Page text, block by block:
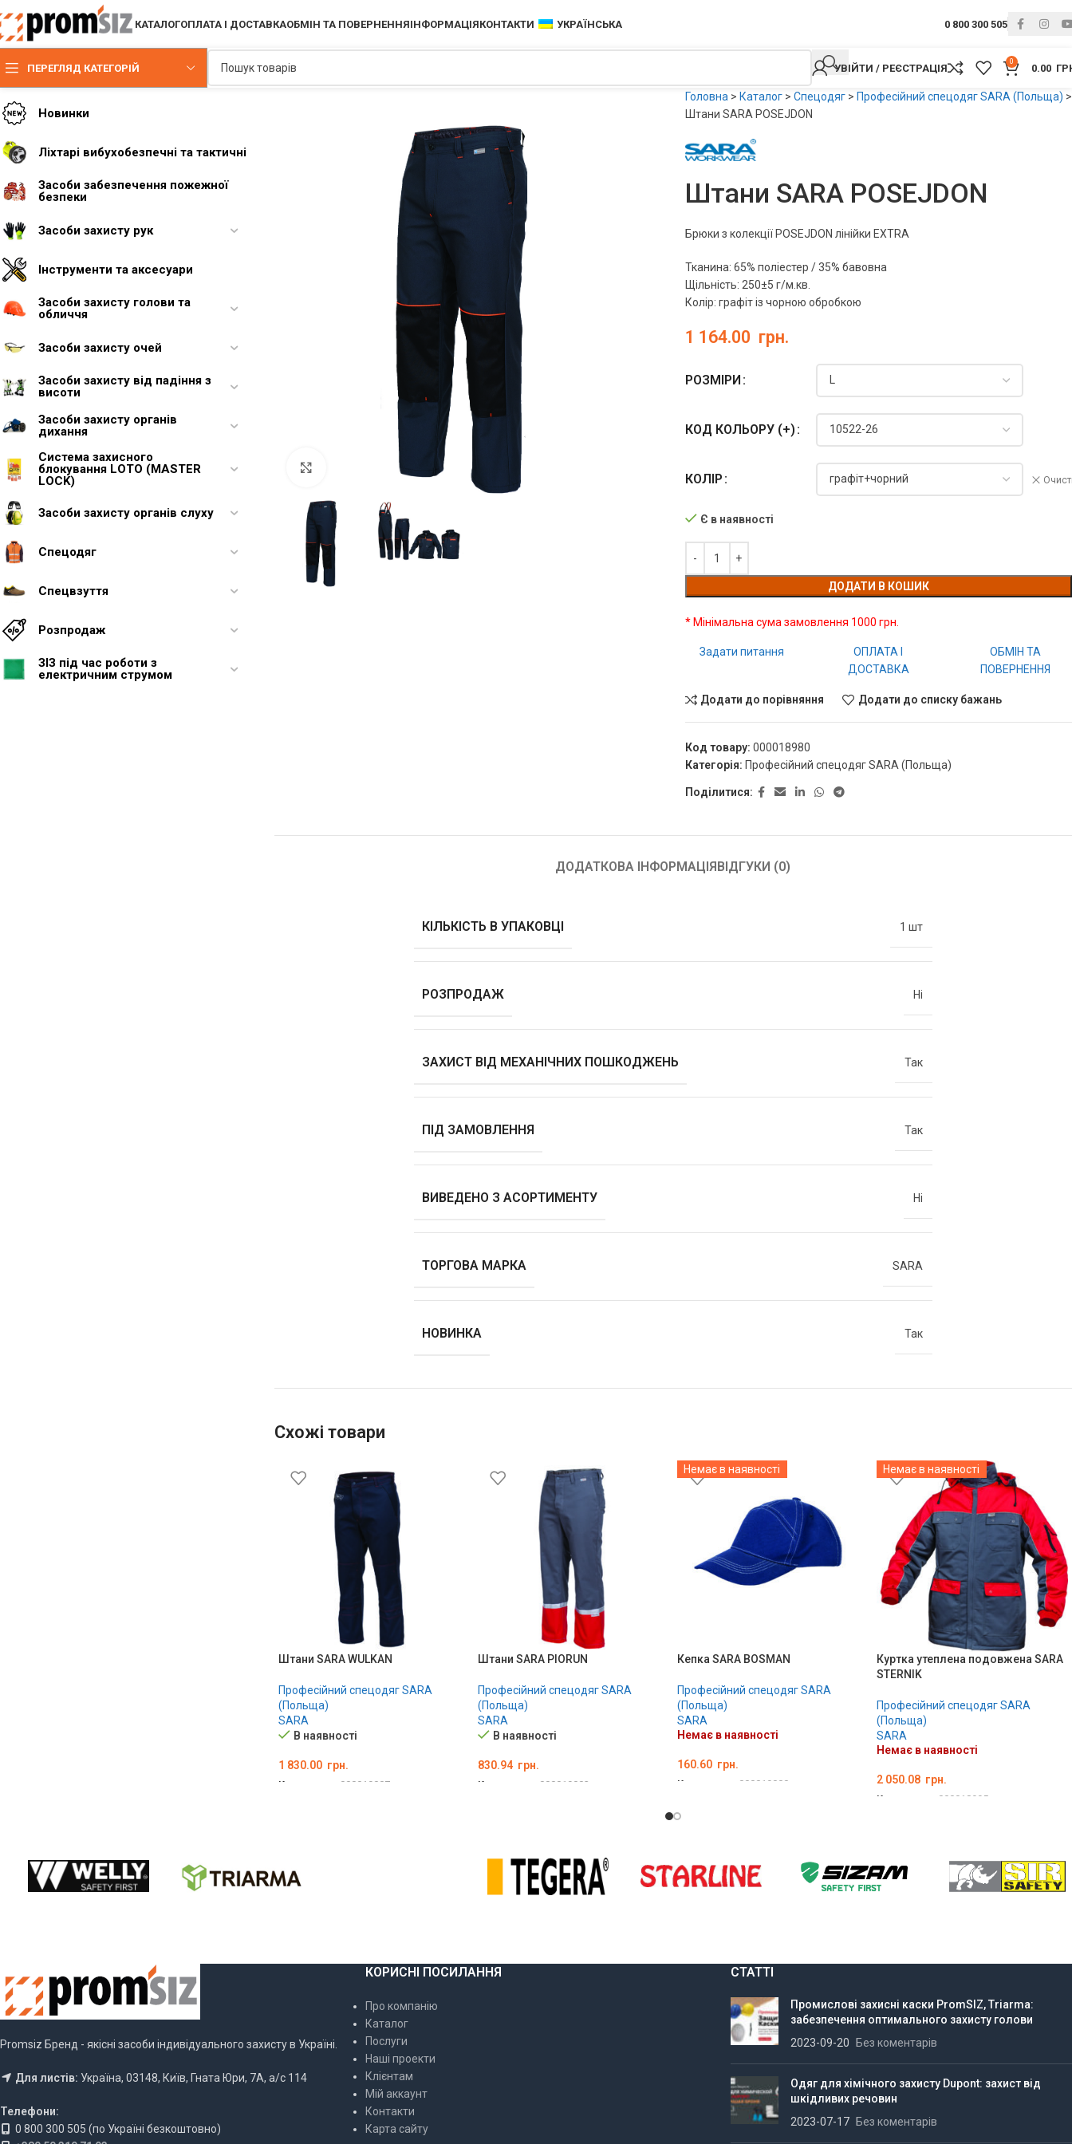
КАТАЛОГОПЛАТА І ДОСТАВКАОБМІН ТА ПОВЕРНЕННЯІНФОРМАЦІЯКОНТАКТИ УКРАЇНСЬКА 0 800 300 505
ПЕРЕГЛЯД КАТЕГОРІЙ УВІЙТИ / РЕЄСТРАЦІЯ
0
0.00
Новинки
Ліхтарі вибухобезпечні та тактичні
Засоби забезпечення пожежної
безпеки
Засоби захисту рук
Інструменти та аксесуари
Засоби захисту голови та
обличчя
Засоби захисту очей
Засоби захисту від падіння з
висоти
Засоби захисту органів
дихання
Система захисного
блокування LOTO (MASTER
LOCK)
Засоби захисту органів слуху
Спецодяг
Спецвзуття
Розпродаж
ЗІЗ під час роботи з
електричним струмом
Головна > Каталог> Спецодяг> Професійний спецодяг SARA (Польща) >
Штани SARA POSEJDON
Штани SARA POSEJDON
Брюки з колекції POSEJDON лінійки EXTRA
Тканина: 65% поліестер / 35% бавовна
Щільність: 250±5 г/м.кв.
Колір: графіт із чорною обробкою
1 164.00 грн.
РОЗМІРИ
КОД КОЛЬОРУ (+)
КОЛІР
Є в наявності
ДОДАТИ В КОШИК
* Мінімальна сума замовлення 1000 грн.
Задати питання
ОПЛАТА І
ДОСТАВКА
ОБМІН ТА
ПОВЕРНЕННЯ
Додати до порівняння Додати до списку бажань
Код товару: 000018980
Категорія: Професійний спецодяг SARA (Польща)
Поділитися:
ДОДАТКОВА ІНФОРМАЦІЯВІДГУКИ (0)
КІЛЬКІСТЬ В УПАКОВЦІ 1 шт
РОЗПРОДАЖ Ні
ЗАХИСТ ВІД МЕХАНІЧНИХ ПОШКОДЖЕНЬ Так
ПІД ЗАМОВЛЕННЯ Так
ВИВЕДЕНО З АСОРТИМЕНТУ Ні
ТОРГОВА МАРКА SARA
НОВИНКА Так
Схожі товари
Штани SARA WULKAN
Професійний спецодяг SARA
(Польща)
SARA
В наявності
1 830.00 грн.
Код товару: 000019007
Штани SARA PIORUN
Професійний спецодяг SARA
(Польща)
SARA
В наявності
830.94 грн.
Код товару: 000019003
Немає в наявності
Кепка SARA BOSMAN
Професійний спецодяг SARA
(Польща)
SARA
Немає в наявності
160.60 грн.
Код товару: 000019000
Немає в наявності
Куртка утеплена подовжена SARA
STERNIK
Професійний спецодяг SARA
(Польща)
SARA
Немає в наявності
2 050.08 грн.
Код товару: 000018995
Promsiz Бренд - якісні засоби індивідуального захисту в Україні.
Для листів: Україна, 03148, Київ, Гната Юри, 7А, а/с 114
Телефони:
0 800 300 505 (по Україні безкоштовно)
КОРИСНІ ПОСИЛАННЯ
Про компанію
Каталог
Послуги
Наші проекти
Клієнтам
Мій аккаунт
Контакти
Карта сайту
СТАТТІ
Промислові захисні каски PromSIZ, Triarma:
забезпечення оптимального захисту голови
2023-09-20
Без коментарів
Одяг для хімічного захисту Dupont: захист від
шкідливих речовин
2023-07-17
Без коментарів